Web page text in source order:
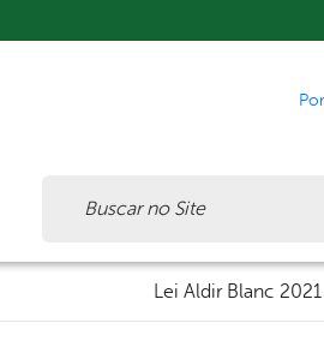
Lei Aldir Blanc 2021